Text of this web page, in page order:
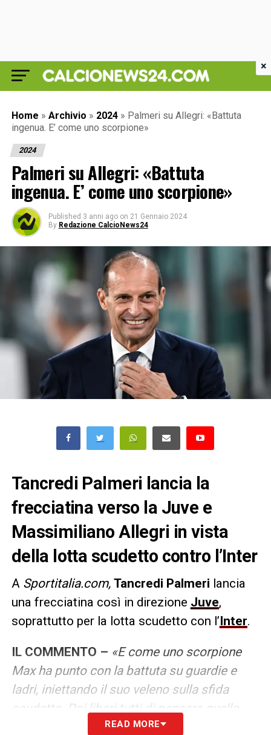
Home » Archivio » 2024 » Palmeri su Allegri: «Battuta
ingenua. E’ come uno scorpione»
2024
Palmeri su Allegri: «Battuta
ingenua. E’ come uno scorpione»
Published 3 anni ago on 21 Gennaio 2024
By Redazione CalcioNews24
Tancredi Palmeri lancia la
frecciatina verso la Juve e
Massimiliano Allegri in vista
della lotta scudetto contro l’Inter
A Sportitalia.com, Tancredi Palmeri lancia
una frecciatina così in direzione Juve,
soprattutto per la lotta scudetto con l’Inter.
IL COMMENTO – «E come uno scorpione
Max ha punto con la battuta su guardie e
ladri, iniettando il suo veleno sulla sfida
scudetto. Poi liberi tutti di pensare quello
che vogliate. Ma credere alla favoletta di un
READ MORE
×